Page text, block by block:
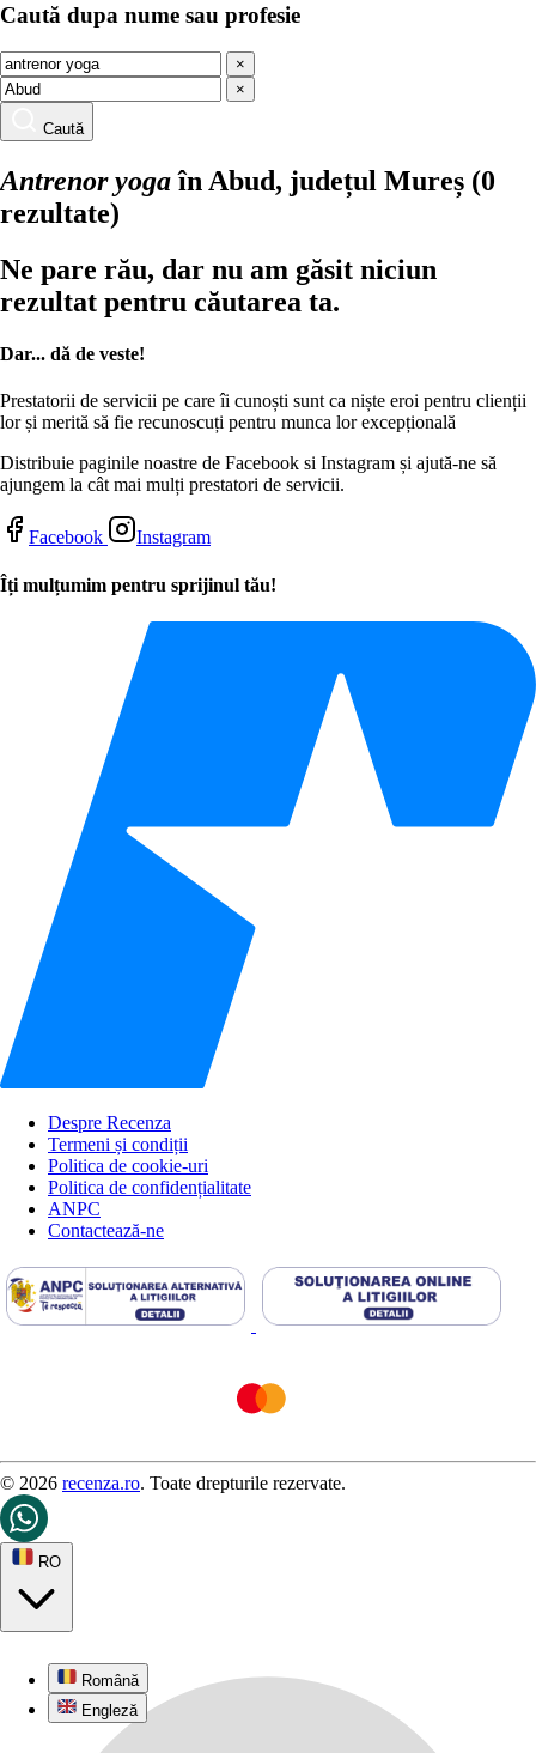
Caută dupa nume sau profesie
×
×
Caută
Antrenor yogaîn Abud, județul Mureș (0
rezultate)
Ne pare rău, dar nu am găsit niciun
rezultat pentru căutarea ta.
Dar... dă de veste!
Prestatorii de servicii pe care îi cunoști sunt ca niște eroi pentru clienții
lor și merită să fie recunoscuți pentru munca lor excepțională
Distribuie paginile noastre de Facebook si Instagram și ajută-ne să
ajungem la cât mai mulți prestatori de servicii.
Facebook Instagram
Îți mulțumim pentru sprijinul tău!
Despre Recenza
Termeni și condiții
Politica de cookie-uri
Politica de confidențialitate
ANPC
Contactează-ne
© 2026 recenza.ro. Toate drepturile rezervate.
RO
Română
Engleză